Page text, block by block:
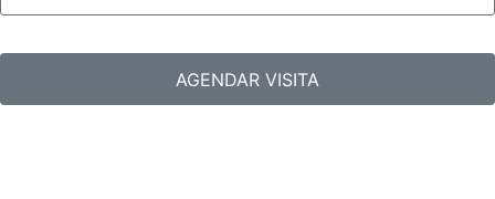
AGENDAR VISITA